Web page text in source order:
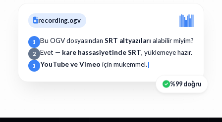
recording.ogv
1 Bu OGV dosyasından SRT altyazıları alabilir miyim?
2 Evet — kare hassasiyetinde SRT, yüklemeye hazır.
1 YouTube ve Vimeo için mükemmel.
%99 doğru